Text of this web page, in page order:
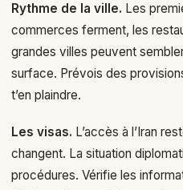
Rythme de la ville. Les
commerces ferment, les
grandes villes peuvent
surface. Prévois des
t’en plaindre.
Les visas. L’accès à l’Iran
changent. La situation
procédures. Vérifie les